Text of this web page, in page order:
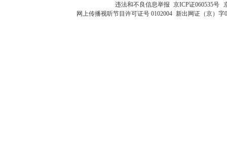
违法和不良信息举报 京ICP证060535号
网上传播视听节目许可证号 0102004 新出网证（京）